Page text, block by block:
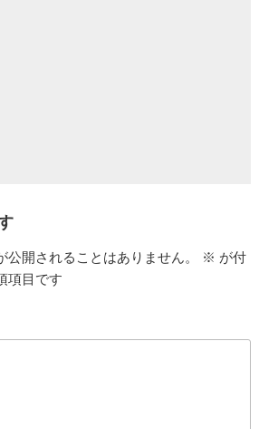
公開されることはありません。 ※ が付
項目です